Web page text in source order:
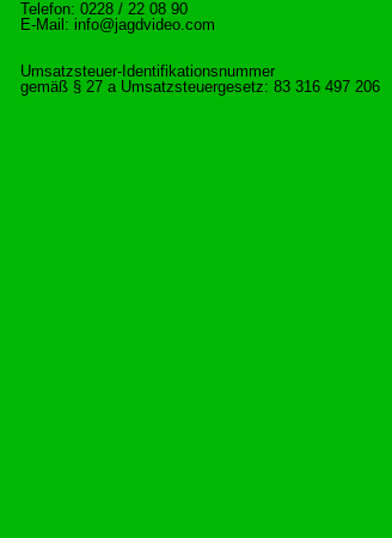
Telefon: 0228 / 22 08 90
E-Mail: info@jagdvideo.com
Umsatzsteuer-Identifikationsnummer
gemäß § 27 a Umsatzsteuergesetz: 83 316 497 206